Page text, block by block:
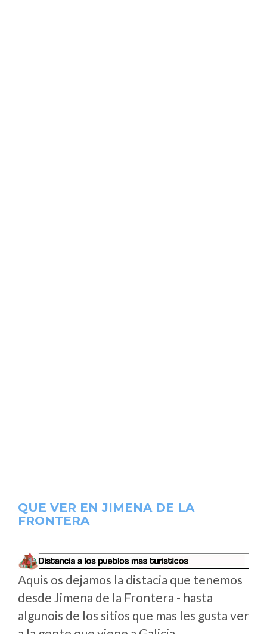
QUE VER EN JIMENA DE LA
FRONTERA
Aquis os dejamos la distacia que tenemos
desde Jimena de la Frontera - hasta
algunois de los sitios que mas les gusta ver